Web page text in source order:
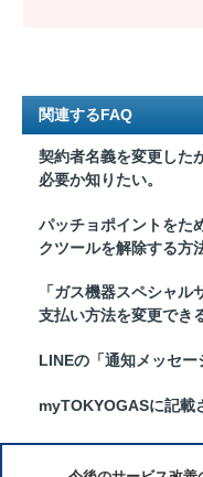
関連するFAQ
契約者名義を変更した
必要か知りたい。
パッチョポイントをた
クツールを解除する方
「ガス機器スペシャル
支払い方法を変更でき
LINEの「通知メッセー
myTOKYOGASに記載